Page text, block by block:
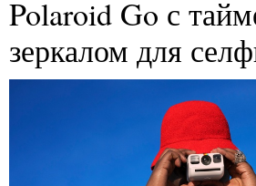
Polaroid Go с
зеркалом для